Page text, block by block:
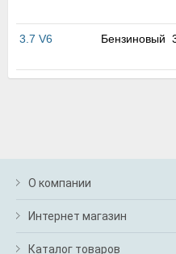
3.7 V6 Бензиновый
О компании
Интернет магазин
Каталог товаров